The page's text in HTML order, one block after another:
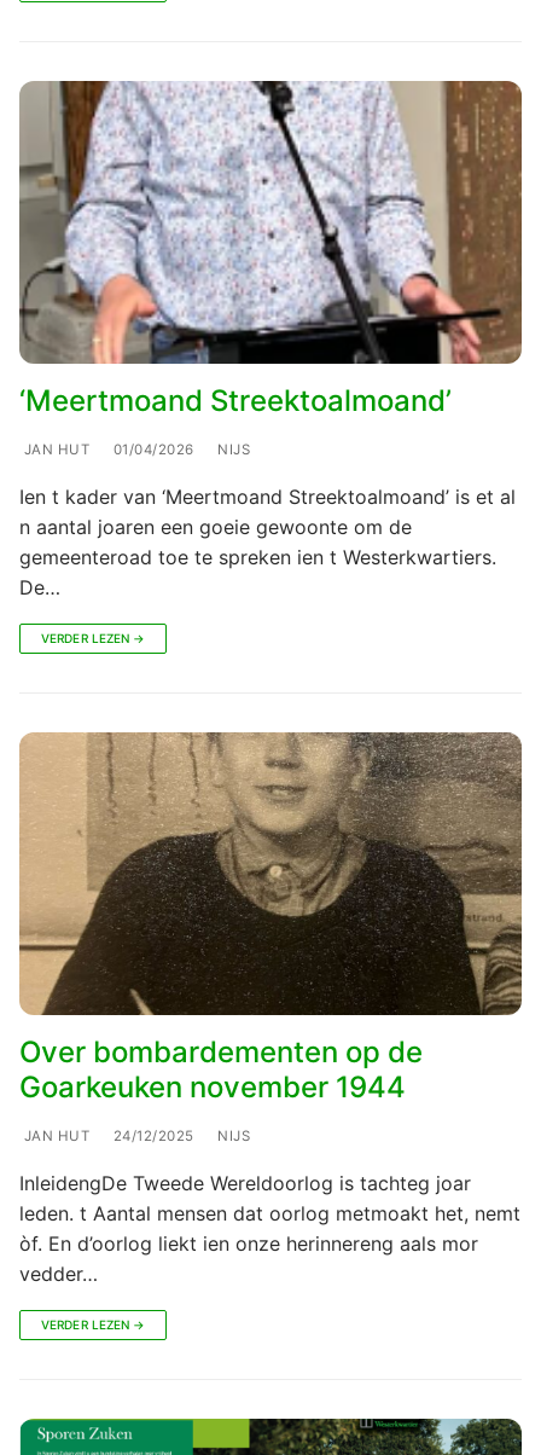
‘Meertmoand Streektoalmoand’
JAN HUT 01/04/2026 NIJS
Ien t kader van ‘Meertmoand Streektoalmoand’ is et al
n aantal joaren een goeie gewoonte om de
gemeenteroad toe te spreken ien t Westerkwartiers.
De…
VERDER LEZEN →
Over bombardementen op de
Goarkeuken november 1944
JAN HUT 24/12/2025 NIJS
InleidengDe Tweede Wereldoorlog is tachteg joar
leden. t Aantal mensen dat oorlog metmoakt het, nemt
òf. En d’oorlog liekt ien onze herinnereng aals mor
vedder…
VERDER LEZEN →